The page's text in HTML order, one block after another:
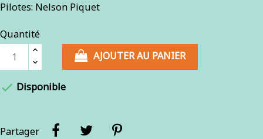
Pilotes: Nelson Piquet
Quantité
AJOUTER AU PANIER
 Disponible
Partager